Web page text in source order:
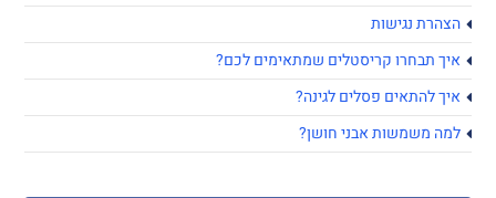
הצהרת נגישות
איך תבחרו קריסטלים שמתאימים לכם?
איך להתאים פסלים לגינה?
למה משמשות אבני חושן?